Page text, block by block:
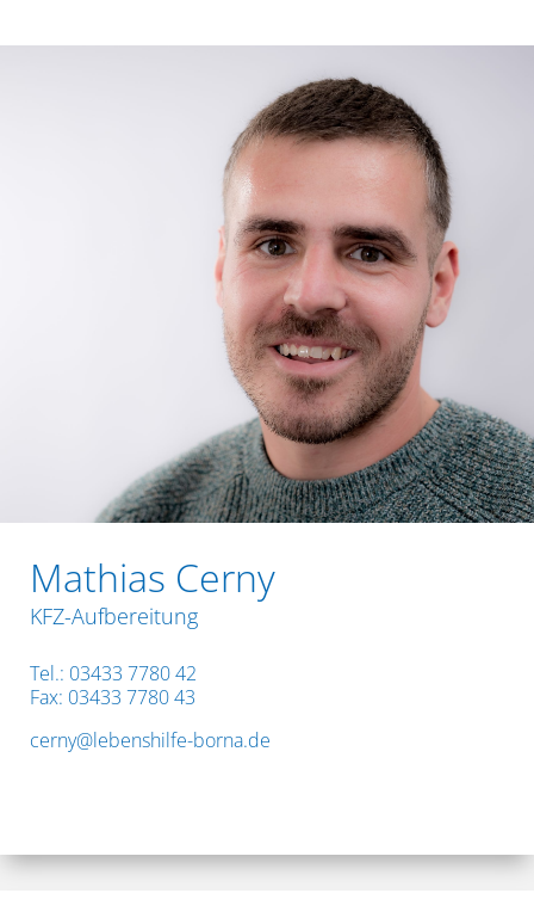
Mathias Cerny
KFZ-Aufbereitung
Tel.: 03433 7780 42
Fax: 03433 7780 43
cerny@lebenshilfe-borna.de